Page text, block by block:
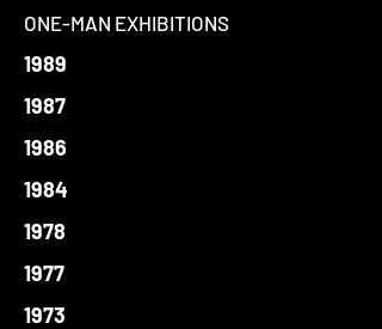
ONE-MAN EXHIBITIONS
1989
1987
1986
1984
1978
1977
1973